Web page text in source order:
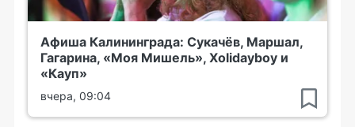
Афиша Калининграда: Сукачёв, Маршал,
Гагарина, «Моя Мишель», Xolidayboy и
«Кауп»
вчера, 09:04